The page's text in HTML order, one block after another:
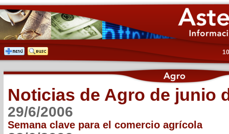
Noticias de Agro de junio
29/6/2006
Semana clave para el comercio agrícola